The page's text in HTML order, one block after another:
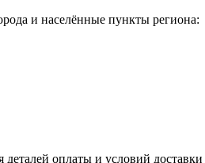
и населённые пункты региона:
оплаты и условий